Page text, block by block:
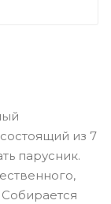
из 7
парусник.